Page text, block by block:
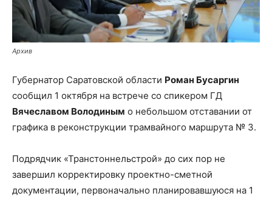
Архив
Губернатор Саратовской области Роман Бусаргин
сообщил 1 октября на встрече со спикером ГД
Вячеславом Володиным о небольшом отставании от
графика в реконструкции трамвайного маршрута № 3.
Подрядчик «Транстоннельстрой» до сих пор не
завершил корректировку проектно-сметной
документации, первоначально планировавшуюся на 1